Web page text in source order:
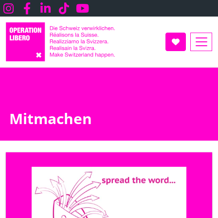
Direkt
zum
Inhalt
Instagram
FacebookLInkedin
TikTokYoutube
Mitmachen